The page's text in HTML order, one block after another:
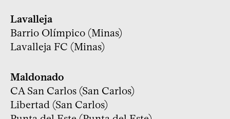
Lavalleja
Barrio Olímpico (Minas)
Lavalleja FC (Minas)
Maldonado
CA San Carlos (San Carlos)
Libertad (San Carlos)